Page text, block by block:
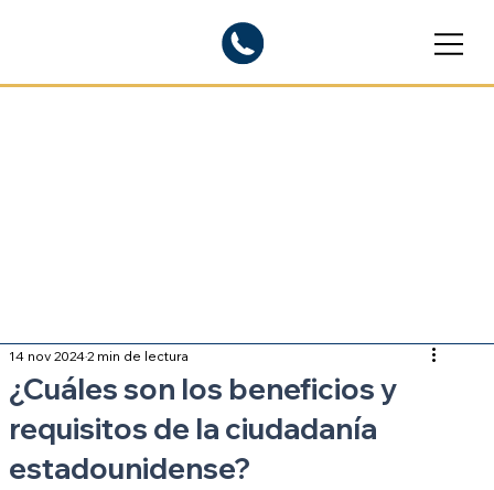
¿Cuáles son los beneficios y
requisitos de la ciudadanía
estadounidense?
14 nov 20242 min de lectura